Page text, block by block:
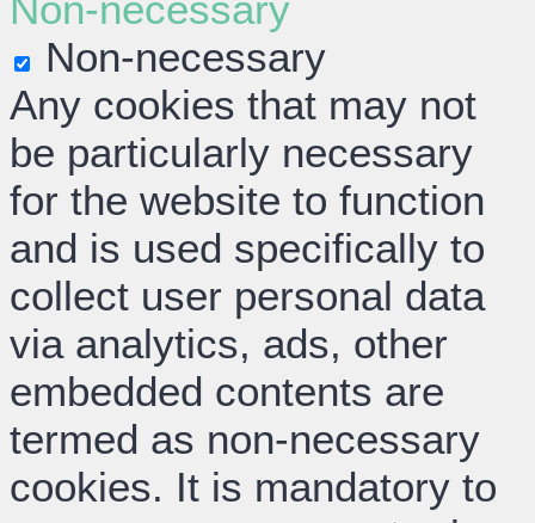
Non-necessary
Any cookies that may not
be particularly necessary
for the website to function
and is used specifically to
collect user personal data
via analytics, ads, other
embedded contents are
termed as non-necessary
cookies. It is mandatory to